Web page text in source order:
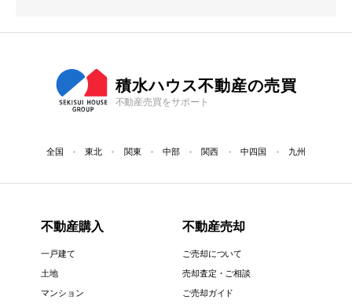
積水ハウス不動産の売買
不動産売買をサポート
全国 東北 関東 中部 関西 中四国 九州
不動産購入
一戸建て
土地
マンション
不動産売却
ご売却について
売却査定・ご相談
ご売却ガイド